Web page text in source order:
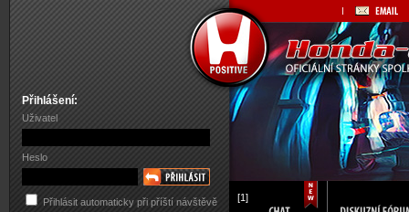
Přihlášení:
Uživatel
Heslo
Přihlásit automaticky při příští návštěvě [1]